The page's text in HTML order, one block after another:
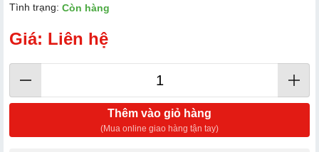
Tình trạng: Còn hàng
Giá: Liên hệ
Thêm vào giỏ hàng
(Mua online giao hàng tận tay)